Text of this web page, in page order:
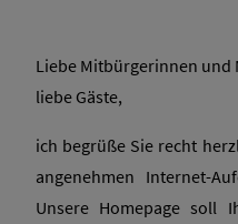
Liebe Mitbürgerinnen und
liebe Gäste,
ich begrüße Sie recht
angenehmen Internet-
Unsere Homepage soll